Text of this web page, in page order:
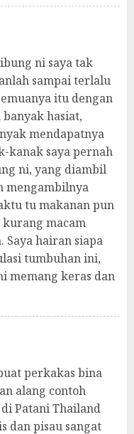
ni saya tak
sampai terlalu
itu dengan
hasiat,
mendapatnya
kanak saya pernah
ni, yang diambil
mengambilnya
tu makanan pun
macam
hairan siapa
tumbuhan ini,
memang keras dan
perkakas bina
alang contoh
Patani Thailand
dan pisau sangat